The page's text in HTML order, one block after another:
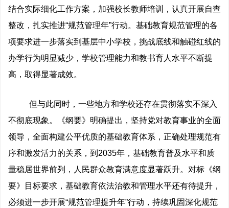
结合实际细化工作方案，加强校长教师培训，认真开展自查
整改，扎实推进“规范管理年”行动。基础教育规范管理的各
项要求进一步落实到基层中小学校，挑战底线和触碰红线的
办学行为明显减少，学校管理能力和教书育人水平不断提
高，取得显著成效。
但与此同时，一些地方和学校还存在贯彻落实不深入
不彻底现象。《纲要》明确提出，坚持党对教育事业的全面
领导，全面构建公平优质的基础教育体系，正确处理规范有
序和激发活力的关系，到2035年，基础教育普及水平和质
量稳居世界前列，人民群众教育满意度显著跃升。对标《纲
要》目标要求，基础教育依法治教和管理水平还有待提升，
必须进一步开展“规范管理提升年”行动，持续巩固深化规范